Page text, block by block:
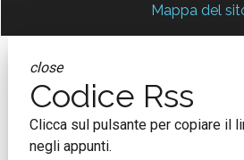
Mappa del
close
Codice Rss
Clicca sul pulsante per copiare il
negli appunti.